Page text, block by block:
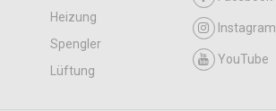
Heizung
Spengler
Lüftung
Instagram
YouTube